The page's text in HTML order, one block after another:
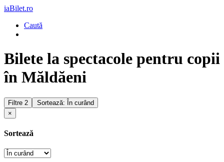
iaBilet.ro
Caută
Bilete la spectacole pentru copii
în Măldăeni
Filtre 2
Sortează: În curând
×
Sortează